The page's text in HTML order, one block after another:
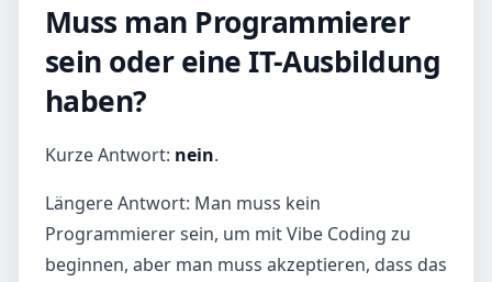
Muss man Programmierer
sein oder eine IT-Ausbildung
haben?
Kurze Antwort: nein.
Längere Antwort: Man muss kein
Programmierer sein, um mit Vibe Coding zu
beginnen, aber man muss akzeptieren, dass das